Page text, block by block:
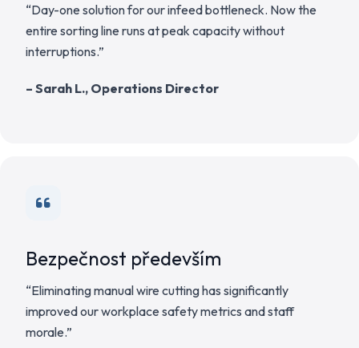
“Day-one solution for our infeed bottleneck. Now the
entire sorting line runs at peak capacity without
interruptions.”
– Sarah L., Operations Director
Bezpečnost především
“Eliminating manual wire cutting has significantly
improved our workplace safety metrics and staff
morale.”